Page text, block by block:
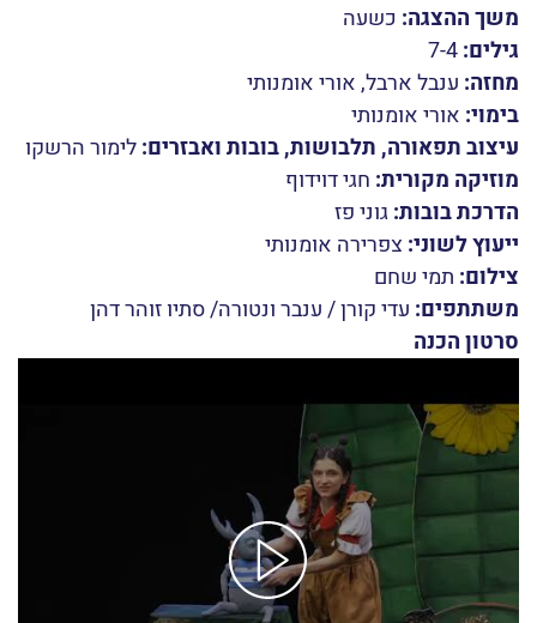
משך ההצגה: כשעה
גילים:7-4
מחזה: ענבל ארבל, אורי אומנותי
בימוי: אורי אומנותי
עיצוב תפאורה, תלבושות, בובות ואבזרים:לימור הרשקו
מוזיקה מקורית: חגי דוידוף
הדרכת בובות:גוני פז
ייעוץ לשוני: צפרירה אומנותי
צילום: תמי שחם
משתתפים: עדי קורן / ענבר ונטורה/ סתיו זוהר דהן
סרטון הכנה